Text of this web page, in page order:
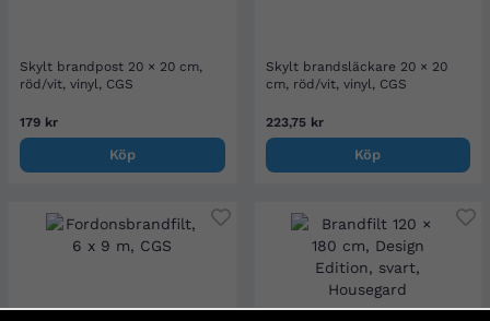
Skylt brandpost 20 × 20 cm,
röd/vit, vinyl, CGS
179 kr
Köp
Skylt brandsläckare 20 × 20
cm, röd/vit, vinyl, CGS
223,75 kr
Köp